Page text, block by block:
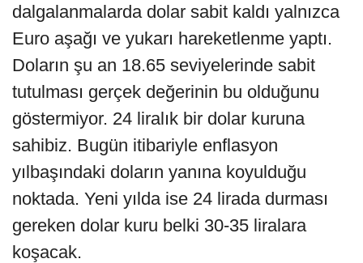
dalgalanmalarda dolar sabit kaldı yalnızca
Euro aşağı ve yukarı hareketlenme yaptı.
Doların şu an 18.65 seviyelerinde sabit
tutulması gerçek değerinin bu olduğunu
göstermiyor. 24 liralık bir dolar kuruna
sahibiz. Bugün itibariyle enflasyon
yılbaşındaki doların yanına koyulduğu
noktada. Yeni yılda ise 24 lirada durması
gereken dolar kuru belki 30-35 liralara
koşacak.